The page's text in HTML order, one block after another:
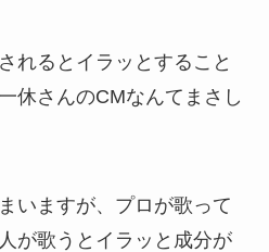
れるとイラッとすること
休さんのCMなんてまさし
いますが、プロが歌って
が歌うとイラッと成分が